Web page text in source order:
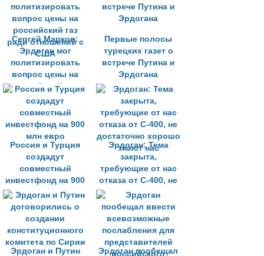
Сергей Марков:
Эрдоган мог
политизировать
вопрос цены на
российский газ
ради отношений с
США
Первые полосы
турецких газет о
встрече Путина и
Эрдогана
Россия и Турция
создадут
совместный
инвестфонд на 900
млн евро
Эрдоган: Тема
закрыта,
требующие от нас
отказа от С-400, не
достаточно хорошо
знают нас
Эрдоган и Путин
Эрдоган пообещал